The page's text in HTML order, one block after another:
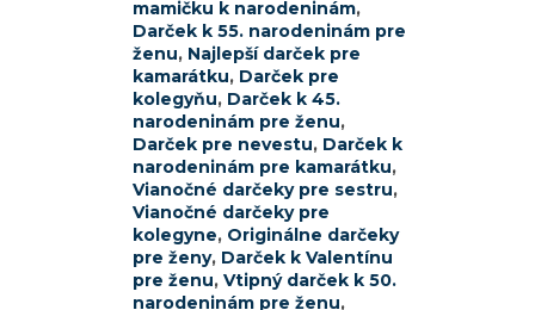
mamičku k narodeninám,
Darček k 55. narodeninám pre
ženu, Najlepší darček pre
kamarátku, Darček pre
kolegyňu, Darček k 45.
narodeninám pre ženu,
Darček pre nevestu, Darček k
narodeninám pre kamarátku,
Vianočné darčeky pre sestru,
Vianočné darčeky pre
kolegyne, Originálne darčeky
pre ženy, Darček k Valentínu
pre ženu, Vtipný darček k 50.
narodeninám pre ženu,